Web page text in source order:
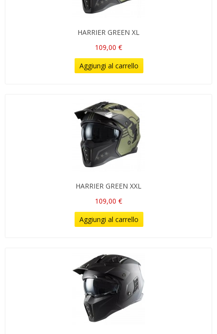
HARRIER GREEN XL
109,00 €
Aggiungi al carrello
HARRIER GREEN XXL
109,00 €
Aggiungi al carrello